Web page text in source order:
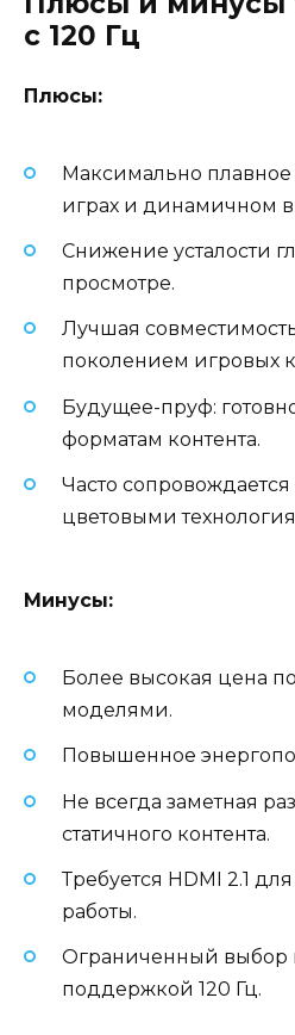
с 120 Гц
Плюсы:
Максимально
играх и динамичном
Снижение усталости
просмотре.
Лучшая
поколением игровых
Будущее-пруф:
форматам контента.
Часто
цветовыми
Минусы:
Более высокая цена
моделями.
Повышенное
Не всегда заметная
статичного контента.
Требуется HDMI 2.1
работы.
Ограниченный выбор
поддержкой 120 Гц.